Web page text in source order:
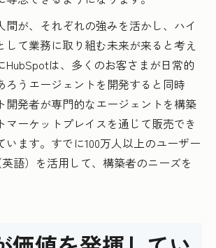
間が、それぞれの強みを活かし、ハイ
して業務に取り組む未来が来ると考え
HubSpotは、多くのお客さまが日常的
ろうエージェントを開発すると同時
開発者が専門的なエージェントを構築
マーケットプレイスを通じて販売でき
います。すでに100万人以上のユーザー
英語）を活用して、構築者のニーズを